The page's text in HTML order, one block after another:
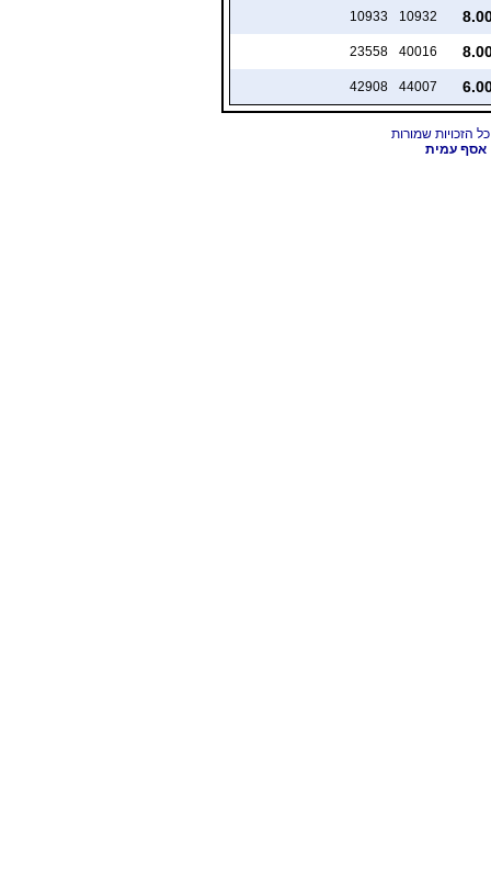
10932
10933
40016
23558
44007
42908
אסף עמית